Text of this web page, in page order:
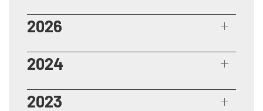
2026
2024
2023